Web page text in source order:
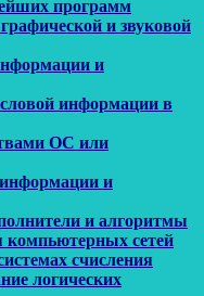
программ
и звуковой
и
информации в
ОС или
информации и
и алгоритмы
компьютерных сетей
счисления
логических